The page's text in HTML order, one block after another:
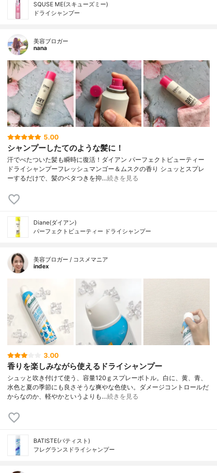
SQUSE ME(スキューズミー)
ドライシャンプー
美容ブロガー
nana
5.00
シャンプーしたてのような髪に！
汗でべたついた髪も瞬時に復活！ダイアン パーフェクトビューティー
ドライシャンプーフレッシュマンゴー＆ムスクの香り シュッとスプレ
ーするだけで、髪のベタつきを抑…続きを見る
Diane(ダイアン)
パーフェクトビューティー ドライシャンプー
美容ブロガー / コスメマニア
index
3.00
香りを楽しみながら使えるドライシャンプー
シュッと吹き付けて使う、容量120ｇスプレーボトル。白に、黄、青、
水色と夏の季節にも良さそうな爽やな色使い。ダメージコントロールだ
からなのか、軽やかというよりも…続きを見る
BATISTE(バティスト)
フレグランスドライシャンプー